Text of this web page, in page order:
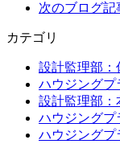
次のブログ記
カテゴリ
設計監理部：
ハウジングプ
設計監理部：
ハウジングプ
ハウジングプ